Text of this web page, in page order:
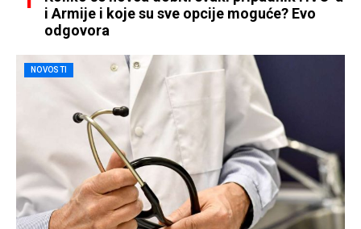
i Armije i koje su sve opcije moguće? Evo
odgovora
NOVOSTI